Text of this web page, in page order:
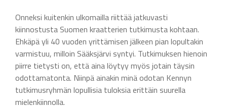
Onneksi kuitenkin ulkomailla riittää jatkuvasti
kiinnostusta Suomen kraatterien tutkimusta kohtaan.
Ehkäpä yli 40 vuoden yrittämisen jälkeen pian lopultakin
varmistuu, milloin Sääksjärvi syntyi. Tutkimuksen hienoin
piirre tietysti on, että aina löytyy myös jotain täysin
odottamatonta. Niinpä ainakin minä odotan Kennyn
tutkimusryhmän lopullisia tuloksia erittäin suurella
mielenkiinnolla.